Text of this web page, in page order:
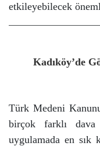
Online
Miras Tespit
etkileyebilecek
Kadıköy’de
Türk Medeni
birçok farklı dava
uygulamada en sık